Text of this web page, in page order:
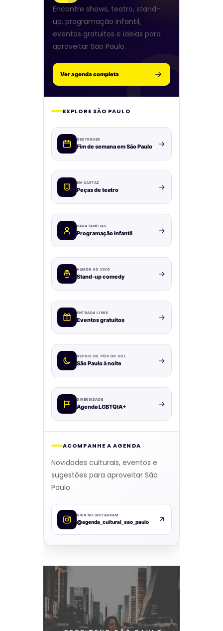
Encontre shows, teatro, stand-
up, programação infantil,
eventos gratuitos e ideias para
aproveitar São Paulo.
Ver agenda completa
EXPLORE SÃO PAULO
DESTAQUES
Fim de semana em São Paulo
EM CARTAZ
Peças de teatro
PARA FAMÍLIAS
Programação infantil
HUMOR AO VIVO
Stand-up comedy
ENTRADA LIVRE
Eventos gratuitos
DEPOIS DO PÔR DO SOL
São Paulo à noite
DIVERSIDADE
Agenda LGBTQIA+
ACOMPANHE A AGENDA
Novidades culturais, eventos e
sugestões para aproveitar São
Paulo.
SIGA NO INSTAGRAM
@agenda_cultural_sao_paulo